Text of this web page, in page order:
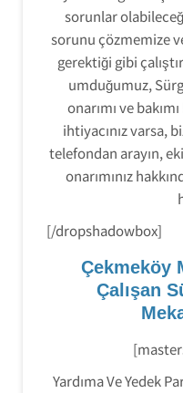
sorunlar
sorunu çözmemize
gerektiği gibi
umduğumuz,
onarımı ve
ihtiyacınız varsa,
telefondan arayın,
onarımınız
[/dropshadowbox]
Çekmeköy
Çalışan
Yardıma Ve Yedek